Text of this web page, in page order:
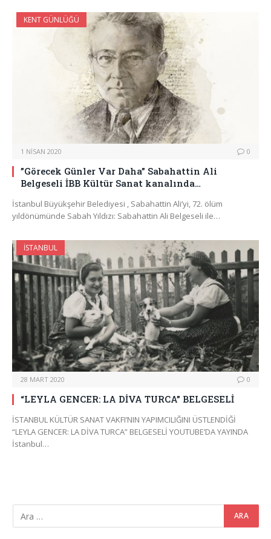
KENT GÜNLÜĞÜ
1 NISAN 2020 0
”Görecek Günler Var Daha” Sabahattin Ali
Belgeseli İBB Kültür Sanat kanalında…
İstanbul Büyükşehir Belediyesi , Sabahattin Ali’yi, 72. ölüm
yıldönümünde Sabah Yıldızı: Sabahattin Ali Belgeseli ile…
İSTANBUL
28 MART 2020 0
“LEYLA GENCER: LA DİVA TURCA” BELGESELİ
İSTANBUL KÜLTÜR SANAT VAKFI’NIN YAPIMCILIĞINI ÜSTLENDİĞİ
“LEYLA GENCER: LA DİVA TURCA” BELGESELİ YOUTUBE’DA YAYINDA
İstanbul…